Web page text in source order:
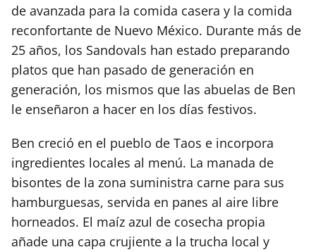
de avanzada para la comida casera y la comida
reconfortante de Nuevo México. Durante más de
25 años, los Sandovals han estado preparando
platos que han pasado de generación en
generación, los mismos que las abuelas de Ben
le enseñaron a hacer en los días festivos.
Ben creció en el pueblo de Taos e incorpora
ingredientes locales al menú. La manada de
bisontes de la zona suministra carne para sus
hamburguesas, servida en panes al aire libre
horneados. El maíz azul de cosecha propia
añade una capa crujiente a la trucha local y